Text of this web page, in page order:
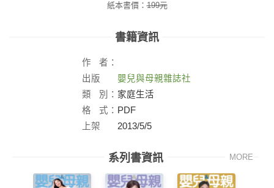
紙本書價：199元
書籍資訊
作
者：
出版
社：
嬰兒與母親雜誌社
類
別： 家庭生活
格
式： PDF
上架
2013/5/5
系列書資訊 MORE